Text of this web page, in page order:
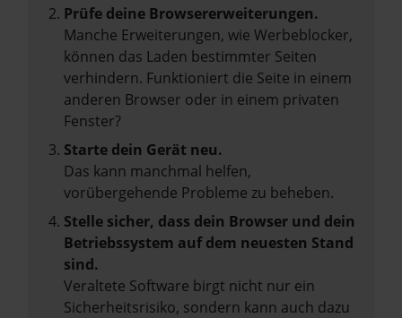
Prüfe deine Browsererweiterungen.
Manche Erweiterungen, wie Werbeblocker,
können das Laden bestimmter Seiten
verhindern. Funktioniert die Seite in einem
anderen Browser oder in einem privaten
Fenster?
Starte dein Gerät neu.
Das kann manchmal helfen,
vorübergehende Probleme zu beheben.
Stelle sicher, dass dein Browser und dein
Betriebssystem auf dem neuesten Stand
sind.
Veraltete Software birgt nicht nur ein
Sicherheitsrisiko, sondern kann auch dazu